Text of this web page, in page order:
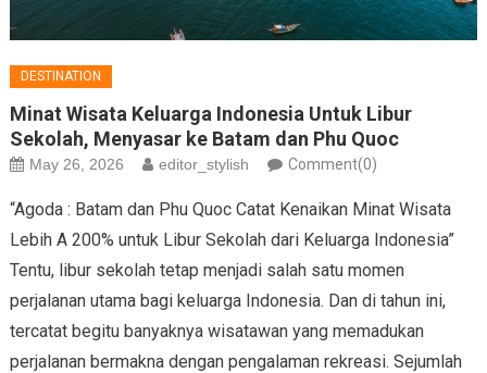
DESTINATION
Minat Wisata Keluarga Indonesia Untuk Libur
Sekolah, Menyasar ke Batam dan Phu Quoc
May 26, 2026 editor_stylish Comment(0)
“Agoda : Batam dan Phu Quoc Catat Kenaikan Minat Wisata
Lebih A 200% untuk Libur Sekolah dari Keluarga Indonesia”
Tentu, libur sekolah tetap menjadi salah satu momen
perjalanan utama bagi keluarga Indonesia. Dan di tahun ini,
tercatat begitu banyaknya wisatawan yang memadukan
perjalanan bermakna dengan pengalaman rekreasi. Sejumlah